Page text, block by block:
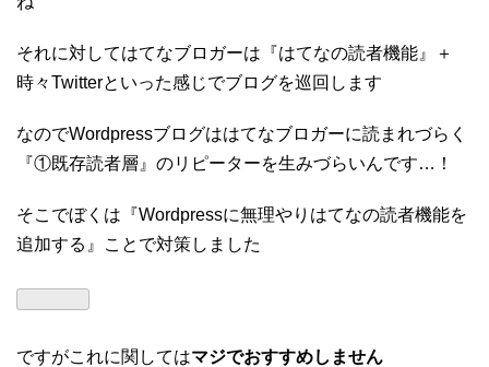
それに対してはてなブロガーは『はてなの読者機能』＋
時々Twitterといった感じでブログを巡回します
なのでWordpressブログははてなブロガーに読まれづらく
『①既存読者層』のリピーターを生みづらいんです…！
そこでぼくは『Wordpressに無理やりはてなの読者機能を
追加する』ことで対策しました
ですがこれに関してはマジでおすすめしません